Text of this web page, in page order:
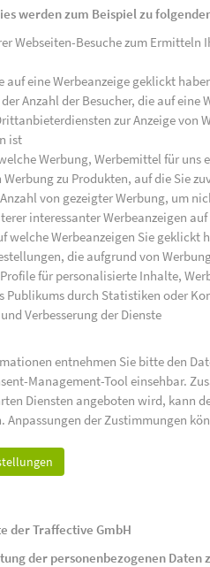
werden zum Beispiel zu
Webseiten-Besuche zum
auf eine Werbeanzeige geklickt
Anzahl der Besucher, die auf
zur Anzeige von
ist
Werbung, Werbemittel für uns
Werbung zu Produkten, auf die Sie
von gezeigter Werbung, um
interessanter Werbeanzeigen
welche Werbeanzeigen Sie geklickt
die aufgrund von
für personalisierte Inhalte,
Publikums durch Statistiken oder
Verbesserung der Dienste
entnehmen Sie bitte den
Management-Tool einsehbar.
Diensten angeboten wird, kann
Anpassungen der Zustimmungen
der Traffective GmbH
der personenbezogenen